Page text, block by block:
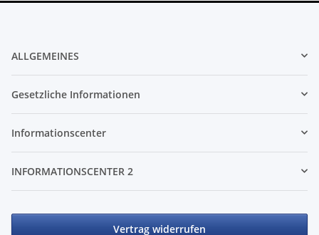
ALLGEMEINES
Gesetzliche Informationen
Informationscenter
INFORMATIONSCENTER 2
Vertrag widerrufen